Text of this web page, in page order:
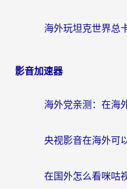
影音加速器